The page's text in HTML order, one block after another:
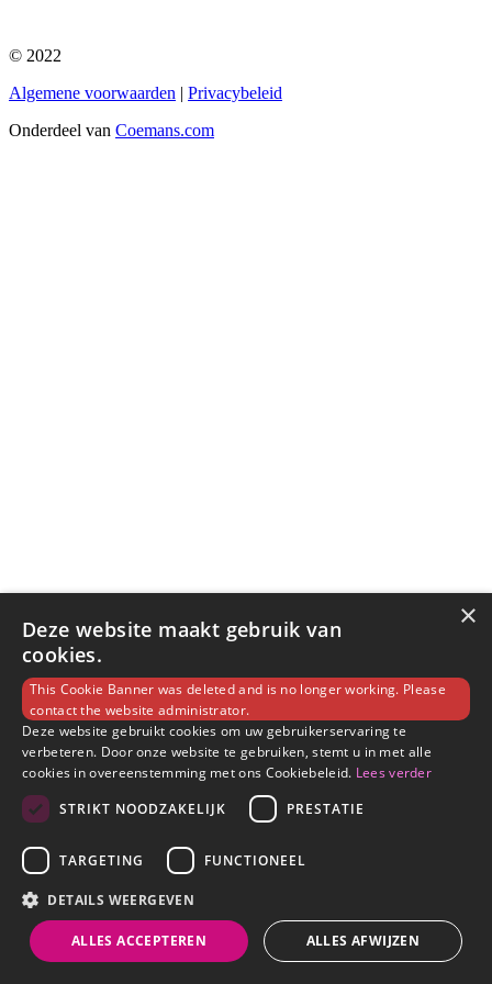
© 2022
Algemene voorwaarden | Privacybeleid
Onderdeel van Coemans.com
×
Deze website maakt gebruik van
cookies.
This Cookie Banner was deleted and is no longer working. Please
contact the website administrator.
Deze website gebruikt cookies om uw gebruikerservaring te
verbeteren. Door onze website te gebruiken, stemt u in met alle
cookies in overeenstemming met ons Cookiebeleid. Lees verder
STRIKT NOODZAKELIJK
PRESTATIE
TARGETING FUNCTIONEEL
DETAILS WEERGEVEN
ALLES ACCEPTEREN ALLES AFWIJZEN